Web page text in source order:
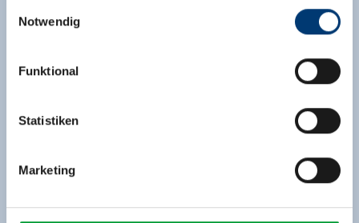
Rohr 23// A-6280 Zell am Ziller
www.zillertalarena.com
Notwendig
Funktional
Statistiken
Marketing